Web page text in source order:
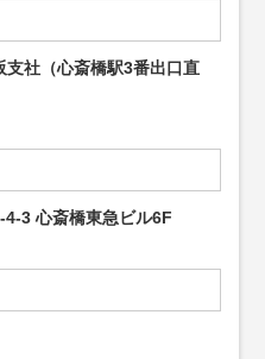
社（心斎橋駅3番出口直
3 心斎橋東急ビル6F